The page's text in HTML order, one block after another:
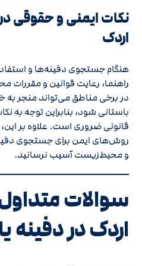
نکات ایمنی و حقوقی
اردک
هنگام جستجوی دفینه‌ها و
راهنما، رعایت قوانین و مقررات
در برخی مناطق می‌تواند منجر به
باستانی شود، بنابراین توجه به
قانونی ضروری است. علاوه بر
روش‌های ایمن برای جستجوی
و محیط‌زیست آسیب نرسانید.
سوالات متداول
اردک در دفینه